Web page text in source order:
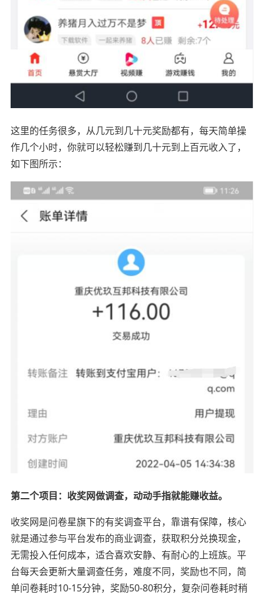
这里的任务很多，从几元到几十元奖励都有，每天简单操
作几个小时，你就可以轻松赚到几十元到上百元收入了，
如下图所示：
第二个项目：收奖网做调查，动动手指就能赚收益。
收奖网是问卷星旗下的有奖调查平台，靠谱有保障，核心
就是通过参与平台发布的商业调查，获取积分兑换现金，
无需投入任何成本，适合喜欢安静、有耐心的上班族。平
台每天会更新大量调查任务，难度不同，奖励也不同，简
单问卷耗时10-15分钟，奖励50-80积分，复杂问卷耗时稍